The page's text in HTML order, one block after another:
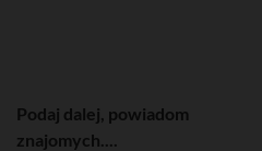
Podaj dalej, powiadom
znajomych....